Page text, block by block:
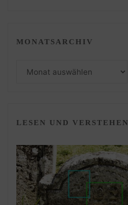
MONATSARCHIV
LESEN UND VERSTEHEN